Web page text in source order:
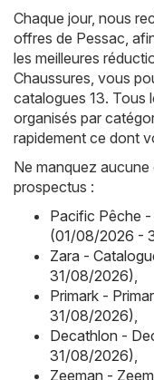
Chaque jour, nous
offres de Pessac,
les meilleures
Chaussures, vous
catalogues 13. Tous
organisés par
rapidement ce dont
Ne manquez
prospectus :
Pacific Pêche
(01/08/2026 -
Zara -
31/08/2026),
Primark -
31/08/2026),
Decathlon -
31/08/2026),
Zeeman -